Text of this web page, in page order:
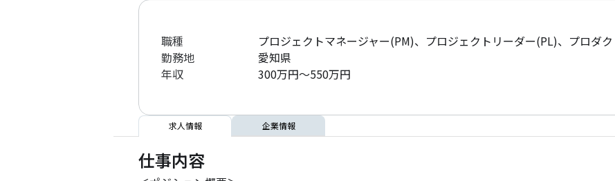
職種
プロジェクトマネージャー(PM)、プロジェクトリーダー(PL)、プロダ
勤務地
愛知県
年収
300万円～550万円
求人情報 企業情報
仕事内容